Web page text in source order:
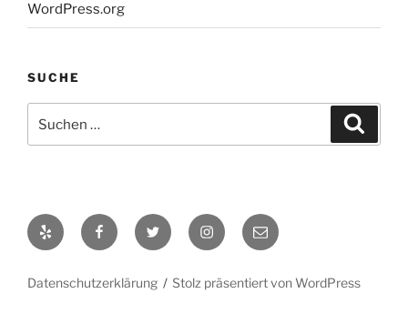
WordPress.org
SUCHE
nach:
Yelp FacebookTwitter Instagram
E-
Mail
Datenschutzerklärung Stolz präsentiert von WordPress